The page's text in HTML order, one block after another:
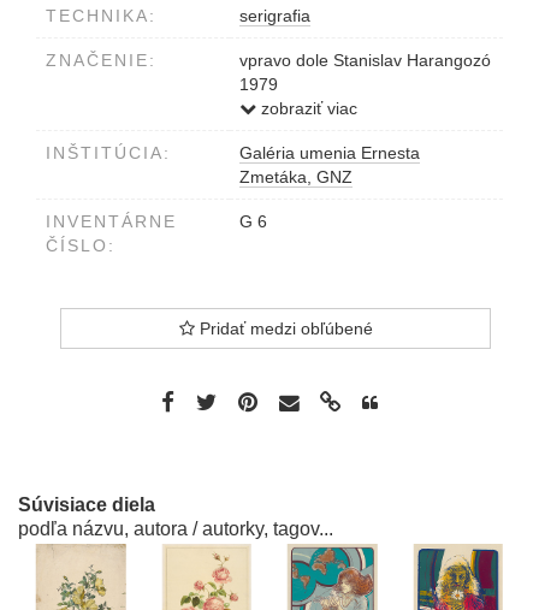
TECHNIKA: serigrafia
ZNAČENIE:
vpravo dole Stanislav Harangozó
1979
vľavo dole Dievča so šípovou
dole v strede 10/200
zobraziť viac
INŠTITÚCIA:
Galéria umenia Ernesta
Zmetáka, GNZ
INVENTÁRNE
ČÍSLO:
G 6
Pridať medzi obľúbené
Súvisiace diela
podľa názvu, autora / autorky, tagov...